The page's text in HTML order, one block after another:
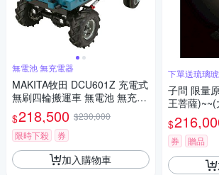
無電池 無充電器
MAKITA牧田 DCU601Z 充電式
無刷四輪搬運車 無電池 無充電
器
$218,500 $230,000
限時下殺
券
加入購物車
下單送琉璃
子問 限量
王菩薩)~~(
$
券 贈品